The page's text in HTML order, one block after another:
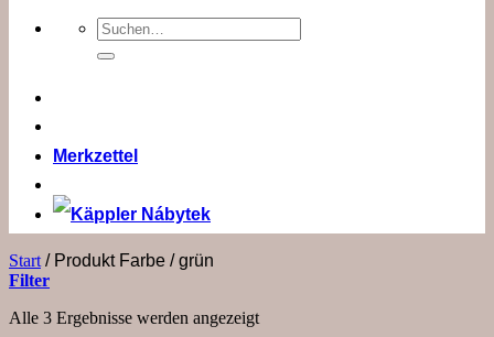
Suchen
nach:
Merkzettel
Start /Produkt Farbe /grün
Filter
Alle 3 Ergebnisse werden angezeigt